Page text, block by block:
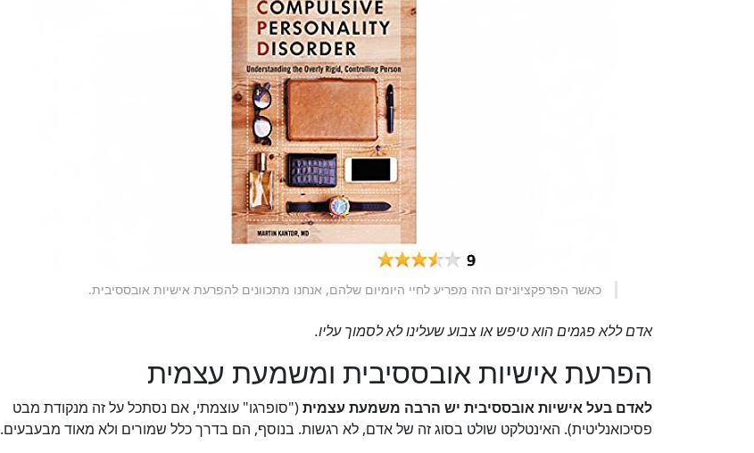
כאשר הפרפקציוניזם הזה מפריע לחיי היומיום שלהם, אנחנו מתכוונים להפרעת אישיות אובססיבית.
אדם ללא פגמים הוא טיפש או צבוע שעלינו לא לסמוך עליו.
הפרעת אישיות אובססיבית ומשמעת עצמית
לאדם בעל אישיות אובססיבית יש הרבה משמעת עצמית("סופרגו" עוצמתי, אם נסתכל על זה מנקודת מבט
פסיכואנליטית). האינטלקט שולט בסוג זה של אדם, לא רגשות. בנוסף, הם בדרך כלל שמורים ולא מאוד מבעבעים.